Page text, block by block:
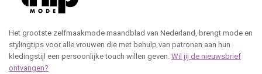
Het grootste zelfmaakmode maandblad van Nederland, brengt mode en
stylingtips voor alle vrouwen die met behulp van patronen aan hun
kledingstijl een persoonlijke touch willen geven. Wil jij de nieuwsbrief
ontvangen?